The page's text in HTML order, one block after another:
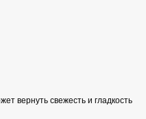
вернуть свежесть и гладкость